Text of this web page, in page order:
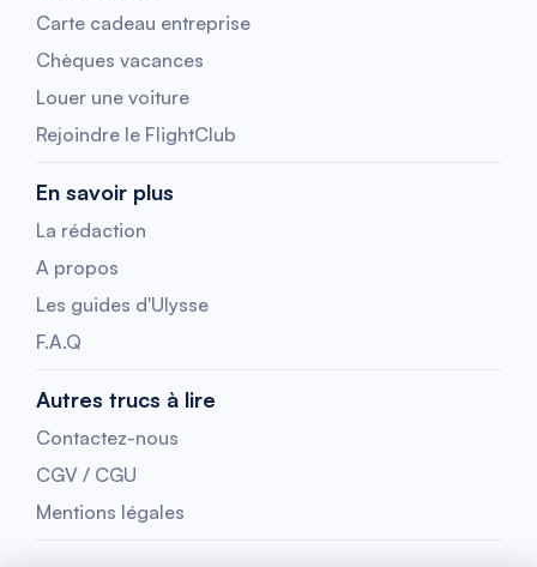
Carte cadeau entreprise
Chèques vacances
Louer une voiture
Rejoindre le FlightClub
En savoir plus
La rédaction
A propos
Les guides d'Ulysse
F.A.Q
Autres trucs à lire
Contactez-nous
CGV / CGU
Mentions légales